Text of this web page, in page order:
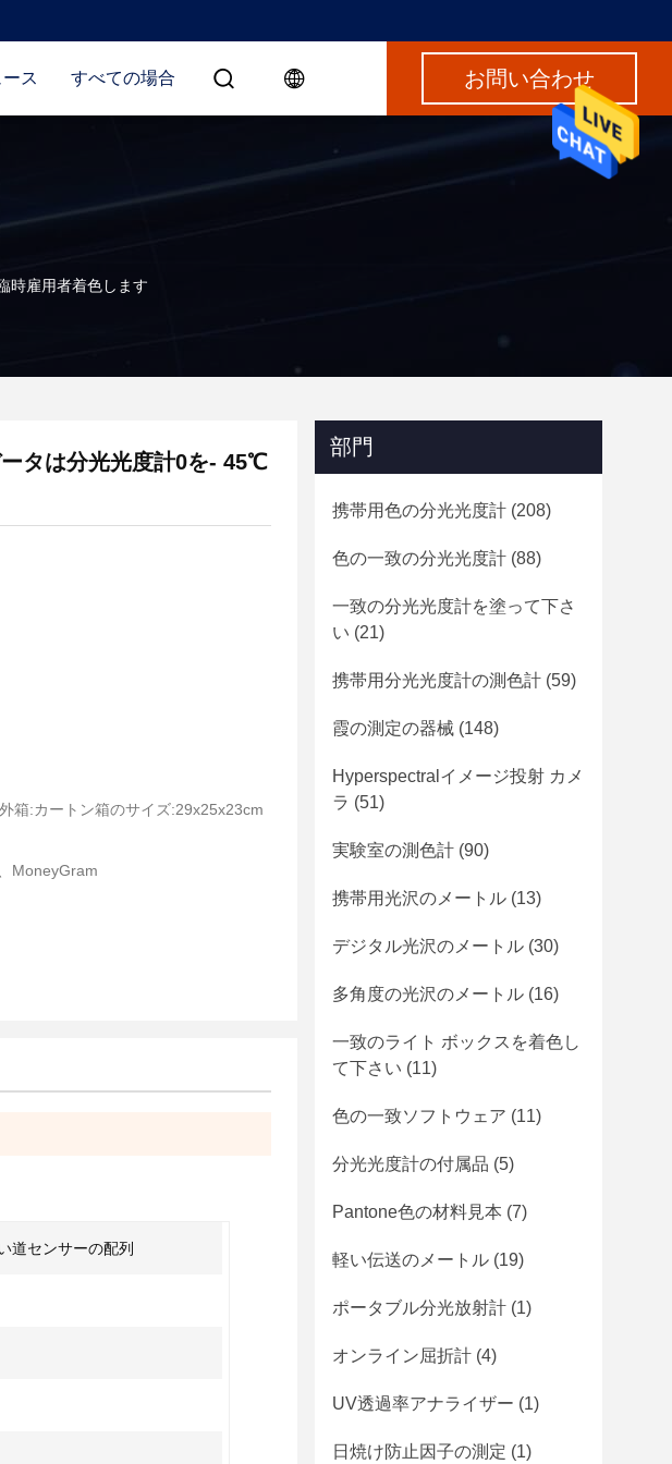
ス すべての場合 お問い合わせ
時雇用者着色します
タは分光光度計0を- 45℃
箱:カートン箱のサイズ:29x25x23cm
MoneyGram
道センサーの配列
部門
携帯用色の分光光度計 (208)
色の一致の分光光度計 (88)
一致の分光光度計を塗って下さ
い (21)
携帯用分光光度計の測色計 (59)
霞の測定の器械 (148)
Hyperspectralイメージ投射 カメ
ラ (51)
実験室の測色計 (90)
携帯用光沢のメートル (13)
デジタル光沢のメートル (30)
多角度の光沢のメートル (16)
一致のライト ボックスを着色し
て下さい (11)
色の一致ソフトウェア (11)
分光光度計の付属品 (5)
Pantone色の材料見本 (7)
軽い伝送のメートル (19)
ポータブル分光放射計 (1)
オンライン屈折計 (4)
UV透過率アナライザー (1)
日焼け防止因子の測定 (1)